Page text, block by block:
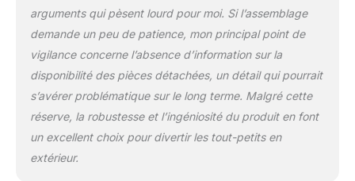
arguments qui pèsent lourd pour moi. Si l’assemblage
demande un peu de patience, mon principal point de
vigilance concerne l’absence d’information sur la
disponibilité des pièces détachées, un détail qui pourrait
s’avérer problématique sur le long terme. Malgré cette
réserve, la robustesse et l’ingéniosité du produit en font
un excellent choix pour divertir les tout-petits en
extérieur.